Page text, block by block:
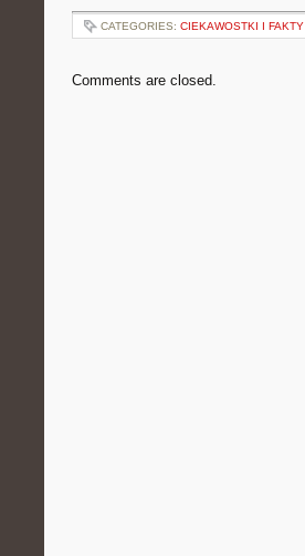
CATEGORIES: CIEKAWOSTKI I FAKTY
Comments are closed.